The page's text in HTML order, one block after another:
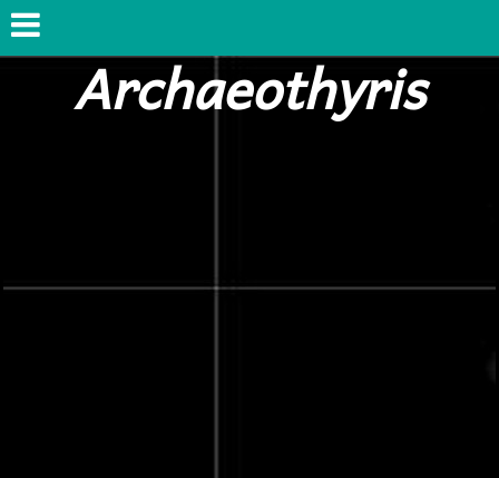
Archaeothyris